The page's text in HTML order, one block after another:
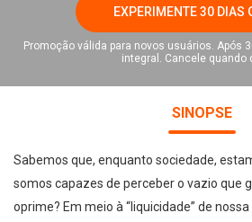
EXPERIMENTE 30 DIAS
Promoção válida para novos usuários. Após
integral. Cancele quando
SINOPSE
Sabemos que, enquanto sociedade,
somos capazes de perceber o vazio que
oprime? Em meio à “liquicidade” de